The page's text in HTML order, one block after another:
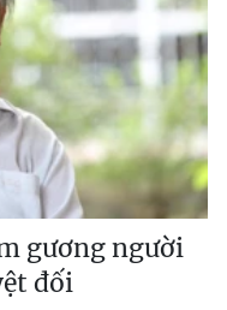
gương người
đối